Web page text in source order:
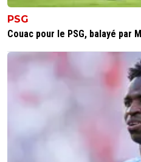
PSG
Couac pour le PSG, balayé par